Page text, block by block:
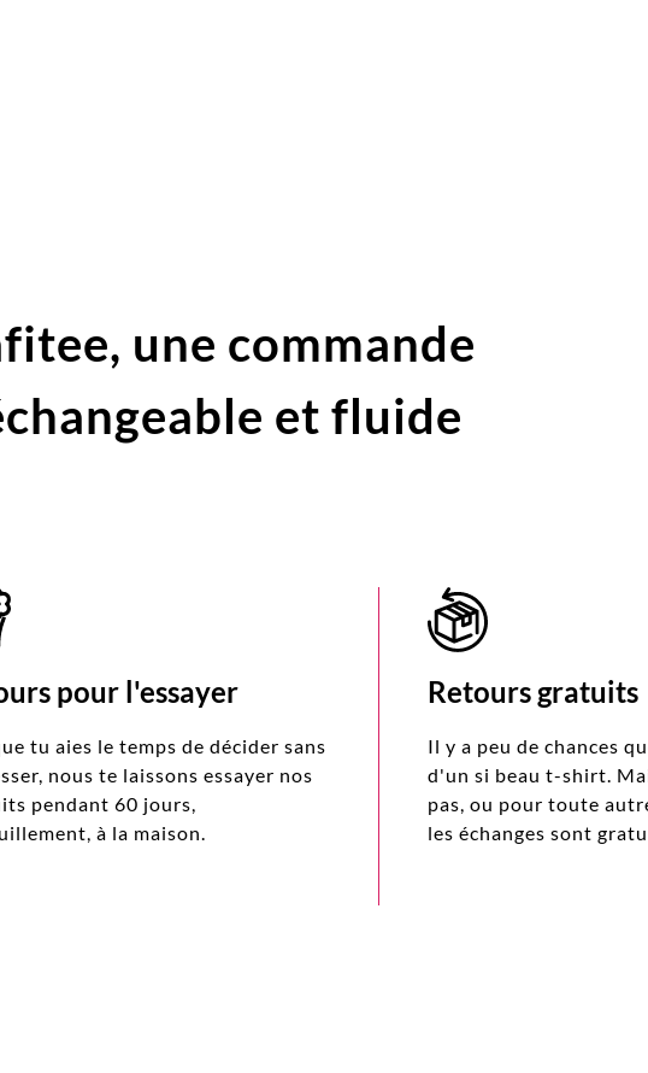
une commande
et fluide
pour l'essayer
tu aies le temps de décider sans
nous te laissons essayer nos
pendant 60 jours,
à la maison.
Retours gratuits
Il y a peu de chances
d'un si beau t-shirt.
pas, ou pour toute
les échanges sont